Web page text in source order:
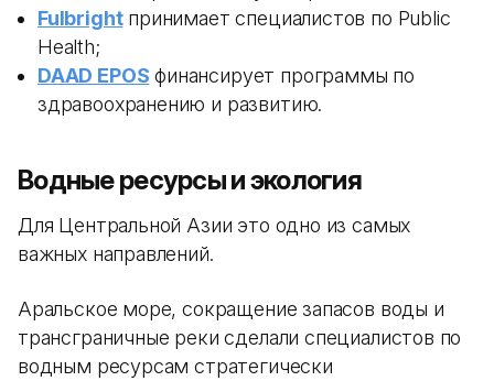
Fulbrightпринимает специалистов по Public
Health;
DAAD EPOS финансирует программы по
здравоохранению и развитию.
Водные ресурсы и экология
Для Центральной Азии это одно из самых
важных направлений.
Аральское море, сокращение запасов воды и
трансграничные реки сделали специалистов по
водным ресурсам стратегически